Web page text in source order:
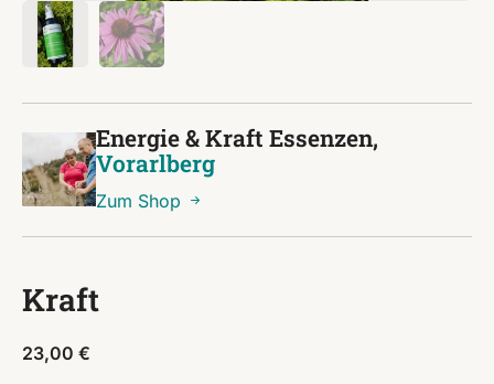
Energie & Kraft Essenzen,
Vorarlberg
Zum Shop
Kraft
23,00 €